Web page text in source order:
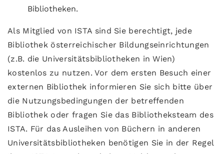
Bibliotheken.
Als Mitglied von ISTA sind Sie berechtigt, jede
Bibliothek österreichischer Bildungseinrichtungen
(z.B. die Universitätsbibliotheken in Wien)
kostenlos zu nutzen. Vor dem ersten Besuch einer
externen Bibliothek informieren Sie sich bitte über
die Nutzungsbedingungen der betreffenden
Bibliothek oder fragen Sie das Bibliotheksteam des
ISTA. Für das Ausleihen von Büchern in anderen
Universitätsbibliotheken benötigen Sie in der Regel